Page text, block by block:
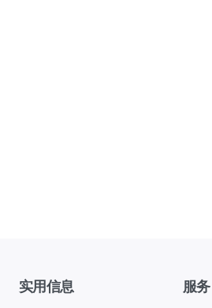
实用信息 服务